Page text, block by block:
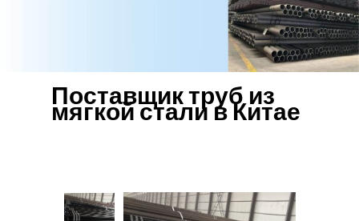
Поставщик труб из
мягкой стали в Китае